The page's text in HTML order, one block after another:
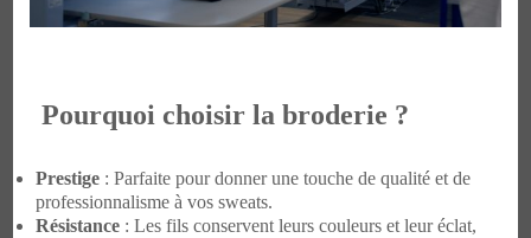
Pourquoi choisir la broderie ?
Prestige: Parfaite pour donner une touche de qualité et de
professionnalisme à vos sweats.
Résistance: Les fils conservent leurs couleurs et leur éclat,